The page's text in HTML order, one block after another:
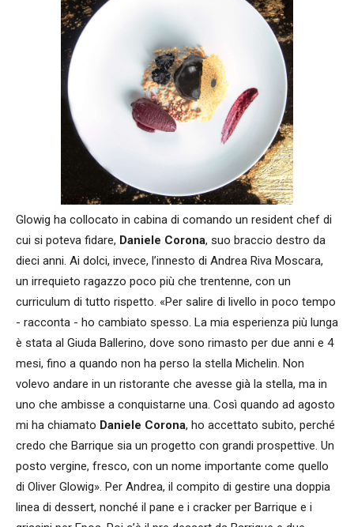
Glowig ha collocato in cabina di comando un resident chef di
cui si poteva fidare, Daniele Corona, suo braccio destro da
dieci anni. Ai dolci, invece, l’innesto di Andrea Riva Moscara,
un irrequieto ragazzo poco più che trentenne, con un
curriculum di tutto rispetto. «Per salire di livello in poco tempo
- racconta - ho cambiato spesso. La mia esperienza più lunga
è stata al Giuda Ballerino, dove sono rimasto per due anni e 4
mesi, fino a quando non ha perso la stella Michelin. Non
volevo andare in un ristorante che avesse già la stella, ma in
uno che ambisse a conquistarne una. Così quando ad agosto
mi ha chiamato Daniele Corona, ho accettato subito, perché
credo che Barrique sia un progetto con grandi prospettive. Un
posto vergine, fresco, con un nome importante come quello
di Oliver Glowig». Per Andrea, il compito di gestire una doppia
linea di dessert, nonché il pane e i cracker per Barrique e i